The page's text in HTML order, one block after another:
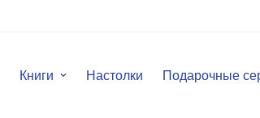
Книги Настолки Подарочные